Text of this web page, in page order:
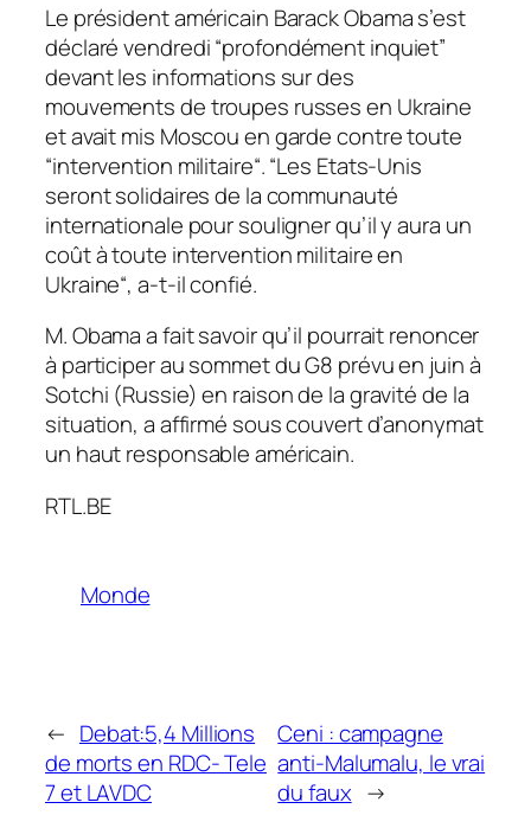
Le président américain Barack Obama s’est
déclaré vendredi “profondément inquiet”
devant les informations sur des
mouvements de troupes russes en Ukraine
et avait mis Moscou en garde contre toute
“intervention militaire“. “Les Etats-Unis
seront solidaires de la communauté
internationale pour souligner qu’il y aura un
coût à toute intervention militaire en
Ukraine“, a-t-il confié.
M. Obama a fait savoir qu’il pourrait renoncer
à participer au sommet du G8 prévu en juin à
Sotchi (Russie) en raison de la gravité de la
situation, a affirmé sous couvert d’anonymat
un haut responsable américain.
RTL.BE
Monde
← Debat:5,4 Millions
de morts en RDC- Tele
7 et LAVDC
Ceni : campagne
anti-Malumalu, le vrai
du faux →